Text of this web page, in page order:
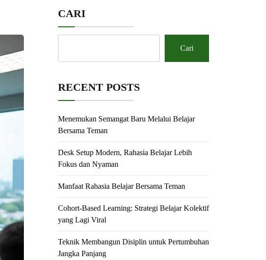
CARI
Cari
RECENT POSTS
Menemukan Semangat Baru Melalui Belajar
Bersama Teman
Desk Setup Modern, Rahasia Belajar Lebih
Fokus dan Nyaman
Manfaat Rahasia Belajar Bersama Teman
Cohort-Based Learning: Strategi Belajar Kolektif
yang Lagi Viral
Teknik Membangun Disiplin untuk Pertumbuhan
Jangka Panjang